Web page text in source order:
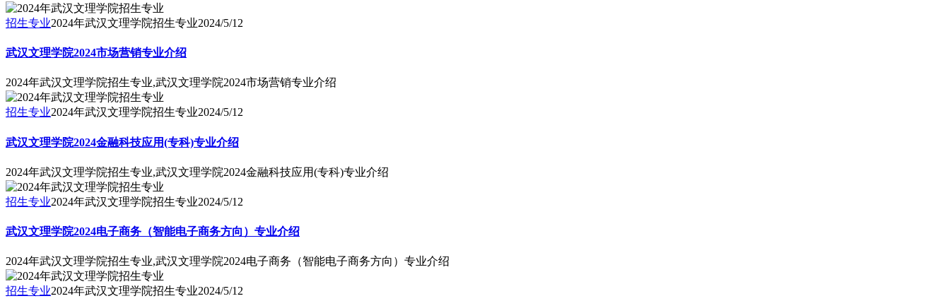
招生专业2024年武汉文理学院招生专业2024/5/12
武汉文理学院2024市场营销专业介绍
2024年武汉文理学院招生专业,武汉文理学院2024市场营销专业介绍
招生专业2024年武汉文理学院招生专业2024/5/12
武汉文理学院2024金融科技应用(专科)专业介绍
2024年武汉文理学院招生专业,武汉文理学院2024金融科技应用(专科)专业介绍
招生专业2024年武汉文理学院招生专业2024/5/12
武汉文理学院2024电子商务（智能电子商务方向）专业介绍
2024年武汉文理学院招生专业,武汉文理学院2024电子商务（智能电子商务方向）专业介绍
招生专业2024年武汉文理学院招生专业2024/5/12